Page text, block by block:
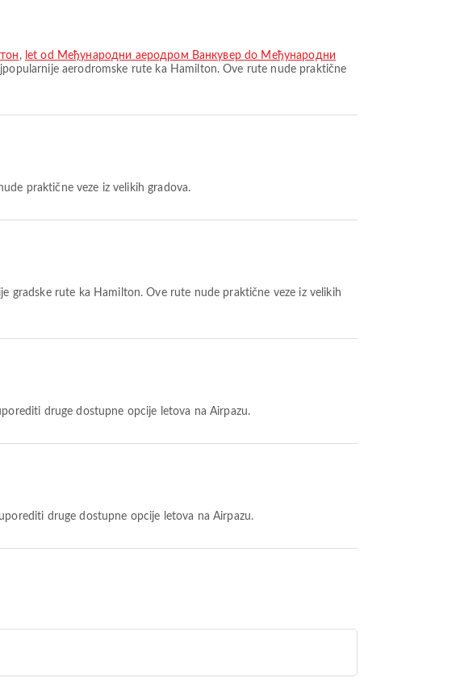
, let od Међународни аеродром Ванкувер do Међународни
aerodromske rute ka Hamilton. Ove rute nude praktične
praktične veze iz velikih gradova.
gradske rute ka Hamilton. Ove rute nude praktične veze iz velikih
druge dostupne opcije letova na Airpazu.
druge dostupne opcije letova na Airpazu.